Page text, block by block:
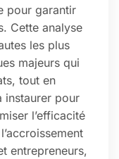
pour garantir
Cette analyse
les plus
majeurs qui
tout en
instaurer pour
l’efficacité
entrepreneurs,